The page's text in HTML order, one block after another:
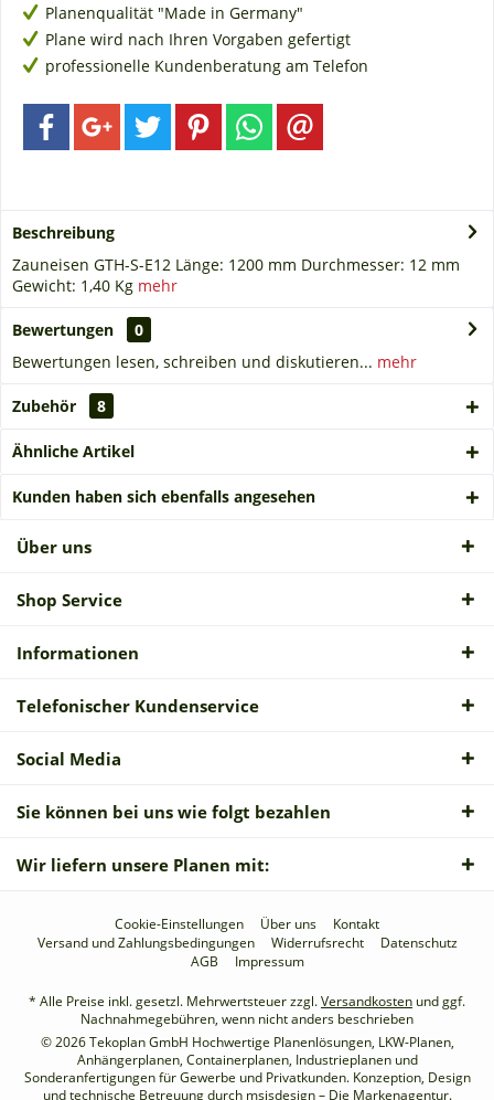
Planenqualität "Made in Germany"
Plane wird nach Ihren Vorgaben gefertigt
professionelle Kundenberatung am Telefon
Beschreibung
Zauneisen GTH-S-E12 Länge: 1200 mm Durchmesser: 12 mm
Gewicht: 1,40 Kg mehr
Bewertungen
0
Bewertungen lesen, schreiben und diskutieren... mehr
Zubehör 8
Ähnliche Artikel
Kunden haben sich ebenfalls angesehen
Über uns
Shop Service
Informationen
Telefonischer Kundenservice
Social Media
Sie können bei uns wie folgt bezahlen
Wir liefern unsere Planen mit:
Cookie-Einstellungen Über uns
Kontakt
Versand und Zahlungsbedingungen
Widerrufsrecht
Datenschutz
AGB
Impressum
* Alle Preise inkl. gesetzl. Mehrwertsteuer zzgl.Versandkosten und ggf.
Nachnahmegebühren, wenn nicht anders beschrieben
© 2026 Tekoplan GmbH Hochwertige Planenlösungen, LKW-Planen,
Anhängerplanen, Containerplanen, Industrieplanen und
Sonderanfertigungen für Gewerbe und Privatkunden. Konzeption, Design
und technische Betreuung durch msisdesign – Die Markenagentur.